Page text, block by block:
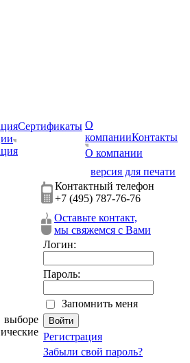
Сертификаты О
компанииКонтакты
О компании
выборе
версия для печати
Контактный телефон
+7 (495) 787-76-76
Оставьте контакт,
мы свяжемся с Вами
Логин:
Пароль:
Запомнить меня
Регистрация
Забыли свой пароль?